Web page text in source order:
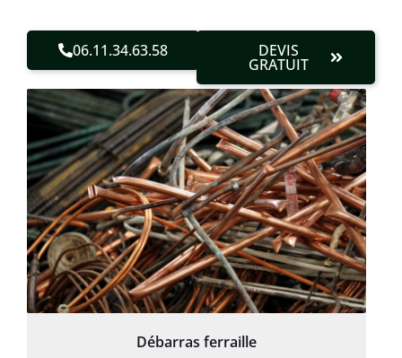
06.11.34.63.58 DEVIS
GRATUIT
Débarras ferraille